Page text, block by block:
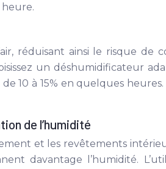
heure.
réduisant ainsi le risque
un déshumidificateur
10 à 15% en quelques
de l’humidité
et les revêtements
davantage l’humidité.